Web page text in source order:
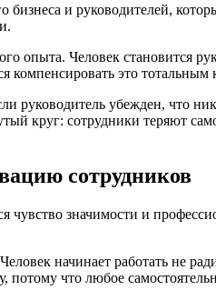
бизнеса и руководителей,
опыта. Человек становится
компенсировать это тотальным
убежден, что
круг: сотрудники теряют
сотрудников
значимости и
начинает работать не
что любое